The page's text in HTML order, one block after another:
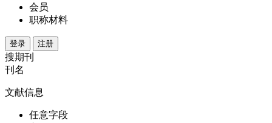
会员
职称材料
登录 注册
搜期刊
刊名
文献信息
任意字段